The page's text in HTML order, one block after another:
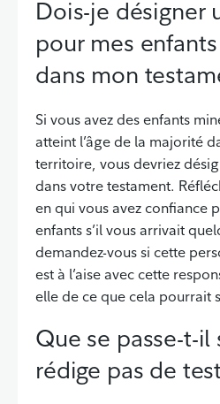
Dois-je désigner
pour mes
dans mon
Si vous avez des enfants
atteint l’âge de la majorité
territoire, vous devriez
dans votre testament.
en qui vous avez confiance
enfants s’il vous arrivait
demandez-vous si cette
est à l’aise avec cette
elle de ce que cela pourrait
Que se passe-t-il
rédige pas de